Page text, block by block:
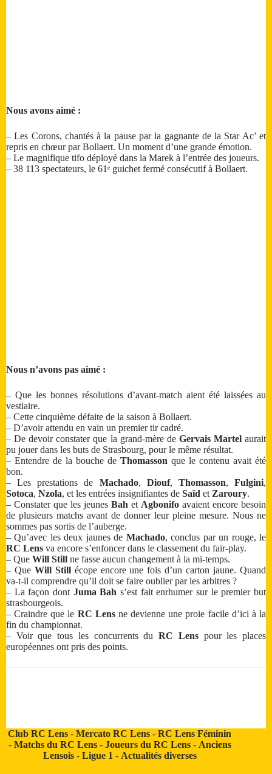
Nous avons aimé :
– Les Corons, chantés à la pause par la gagnante de la Star Ac’ et
repris en chœur par Bollaert. Un moment d’une grande émotion.
– Le magnifique tifo déployé dans la Marek à l’entrée des joueurs.
– 38 113 spectateurs, le 61ᵉ guichet fermé consécutif à Bollaert.
Nous n’avons pas aimé :
– Que les bonnes résolutions d’avant-match aient été laissées au
vestiaire.
– Cette cinquième défaite de la saison à Bollaert.
– D’avoir attendu en vain un premier tir cadré.
– De devoir constater que la grand-mère de Gervais Martelaurait
pu jouer dans les buts de Strasbourg, pour le même résultat.
– Entendre de la bouche de Thomasson que le contenu avait été
bon.
– Les prestations de Machado, Diouf, Thomasson,Fulgini,
Sotoca, Nzola, et les entrées insignifiantes de Saïd et Zaroury.
– Constater que les jeunes Bah et Agbonifo avaient encore besoin
de plusieurs matchs avant de donner leur pleine mesure. Nous ne
sommes pas sortis de l’auberge.
– Qu’avec les deux jaunes de Machado, conclus par un rouge, le
RC Lens va encore s’enfoncer dans le classement du fair-play.
– Que Will Still ne fasse aucun changement à la mi-temps.
– Que Will Stillécope encore une fois d’un carton jaune. Quand
va-t-il comprendre qu’il doit se faire oublier par les arbitres ?
– La façon dont Juma Bah s’est fait enrhumer sur le premier but
strasbourgeois.
– Craindre que le RC Lensne devienne une proie facile d’ici à la
fin du championnat.
– Voir que tous les concurrents duRC Lenspour les places
européennes ont pris des points.
Club RC Lens -Mercato RC Lens -RC Lens Féminin
- Matchs du RC Lens- Joueurs du RC Lens- Anciens
Lensois- Ligue 1 - Actualités diverses